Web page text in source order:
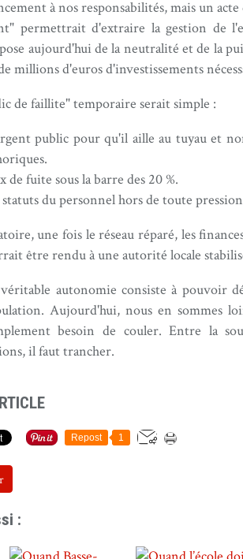
à nos responsabilités, mais un
permettrait d'extraire la gestion de
aujourd'hui de la neutralité et de la
millions d'euros d'investissements
de faillite" temporaire serait simple :
public pour qu'il aille au tuyau et
de fuite sous la barre des 20 %.
du personnel hors de toute
une fois le réseau réparé, les
être rendu à une autorité locale
véritable autonomie consiste à pouvoir
Aujourd'hui, nous en sommes
besoin de couler. Entre la
il faut trancher.
Repost 1
: